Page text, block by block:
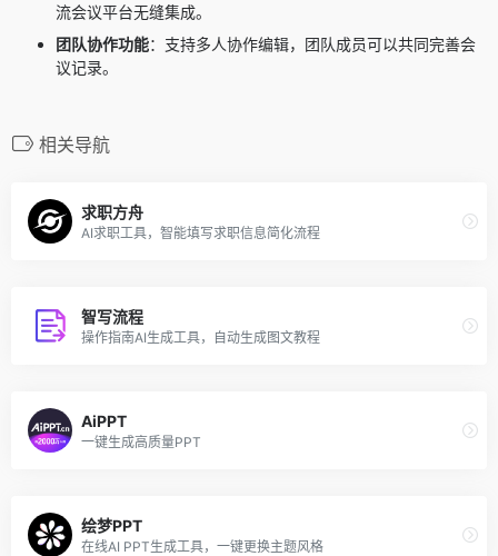
流会议平台无缝集成。
团队协作功能：支持多人协作编辑，团队成员可以共同完善会
议记录。
相关导航
求职方舟
AI求职工具，智能填写求职信息简化流程
智写流程
操作指南AI生成工具，自动生成图文教程
AiPPT
一键生成高质量PPT
绘梦PPT
在线AI PPT生成工具，一键更换主题风格